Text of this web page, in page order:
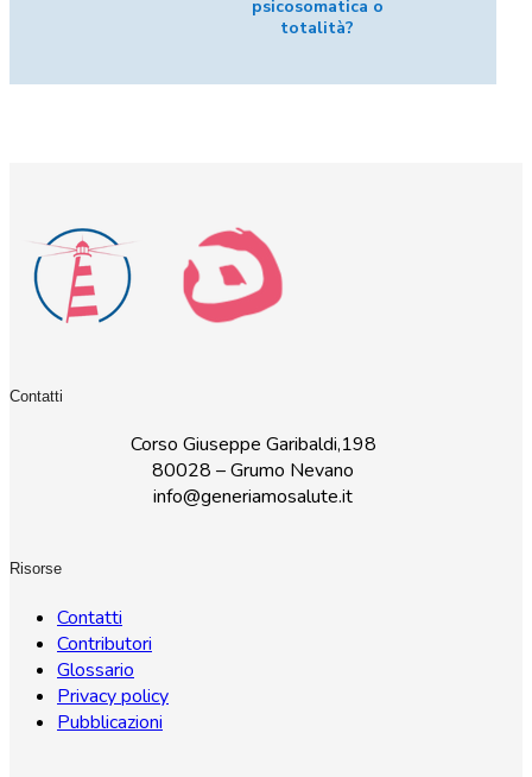
psicosomatica o
totalità?
Contatti
Corso Giuseppe Garibaldi,198
80028 – Grumo Nevano
info@generiamosalute.it
Risorse
Contatti
Contributori
Glossario
Privacy policy
Pubblicazioni